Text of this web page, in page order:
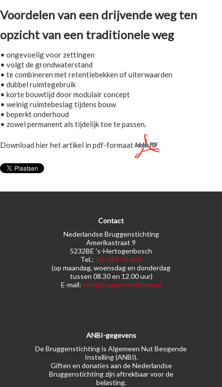
Voordelen van een drijvende weg ten
opzicht van een traditionele weg
• ongevoelig voor zettingen
• volgt de grondwaterstand
• te combineren met retentiebekken of uiterwaarden
• dubbel ruimtegebruik
• korte bouwtijd door modulair concept
• weinig ruimtebeslag tijdens bouw
• beperkt onderhoud
• zowel permanent als tijdelijk toe te passen.
Download hier het artikel in pdf-formaat
Contact
Nederlandse Bruggenstichting
Amerikastraat 9
5232BE 's-Hertogenbosch
Tel.: 06-288 19 650
(op maandag, woensdag en donderdag
tussen 08.30 en 12.00 uur)
E-mail: info@bruggenstichting.nl
ANBI-gegevens
De Bruggenstichting is Algemeen Nut Beogende
Instelling (ANBI).
Giften en donaties aan de Nederlandse
Bruggenstichting zijn aftrekbaar voor de
belasting.